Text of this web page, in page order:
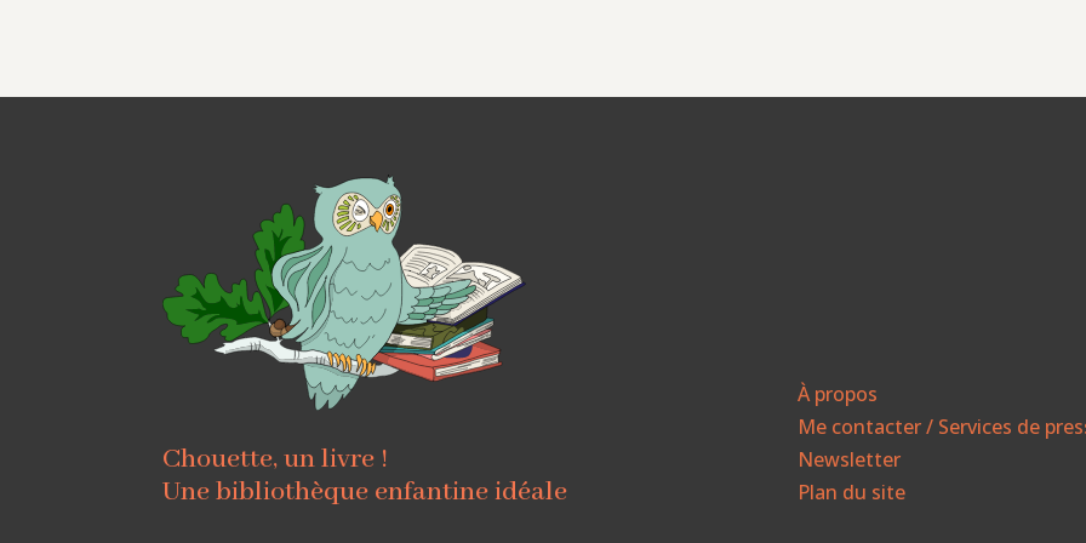
Chouette, un livre !
Une bibliothèque enfantine idéale
À propos
Me contacter / Services de
Newsletter
Plan du site